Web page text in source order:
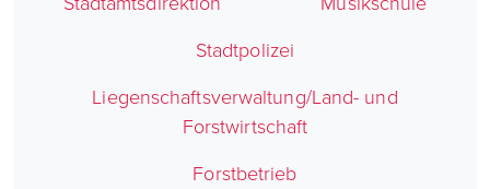
Stadtpolizei
Liegenschaftsverwaltung/Land- und
Forstwirtschaft
Forstbetrieb